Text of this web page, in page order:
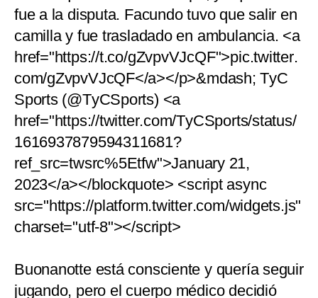
fue a la disputa. Facundo tuvo que salir en
camilla y fue trasladado en ambulancia. <a
href="https://t.co/gZvpvVJcQF">pic.twitter.
com/gZvpvVJcQF</a></p>&mdash; TyC
Sports (@TyCSports) <a
href="https://twitter.com/TyCSports/status/
1616937879594311681?
ref_src=twsrc%5Etfw">January 21,
2023</a></blockquote> <script async
src="https://platform.twitter.com/widgets.js"
charset="utf-8"></script>
Buonanotte está consciente y quería seguir
jugando, pero el cuerpo médico decidió